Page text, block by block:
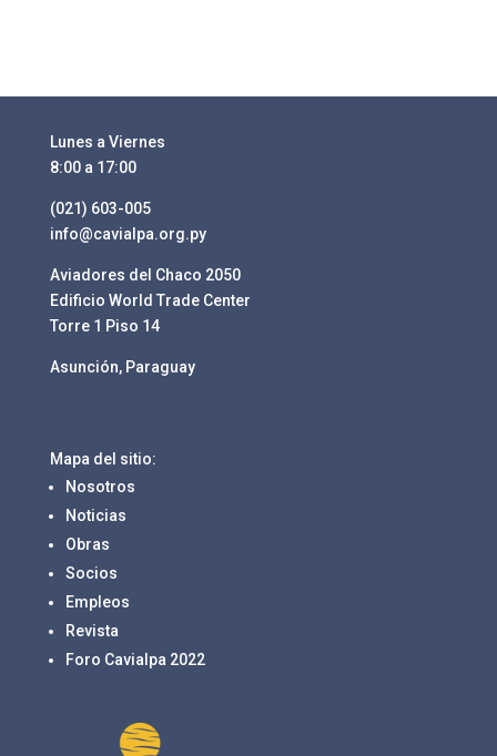
Lunes a Viernes
8:00 a 17:00
(021) 603-005
info@cavialpa.org.py
Aviadores del Chaco 2050
Edificio World Trade Center
Torre 1 Piso 14
Asunción, Paraguay
Mapa del sitio:
Nosotros
Noticias
Obras
Socios
Empleos
Revista
Foro Cavialpa 2022